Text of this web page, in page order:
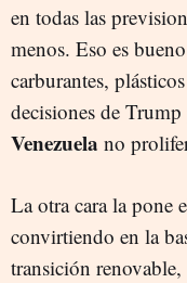
en todas las
menos. Eso es
carburantes,
decisiones de
Venezuela no
La otra cara la pone
convirtiendo en la
transición